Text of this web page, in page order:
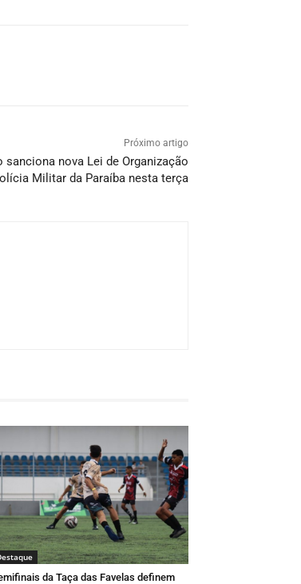
Próximo artigo
sanciona nova Lei de Organização
Militar da Paraíba nesta terça
da Taça das Favelas definem